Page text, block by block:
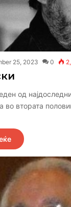
25, 2023 0
од
во втората